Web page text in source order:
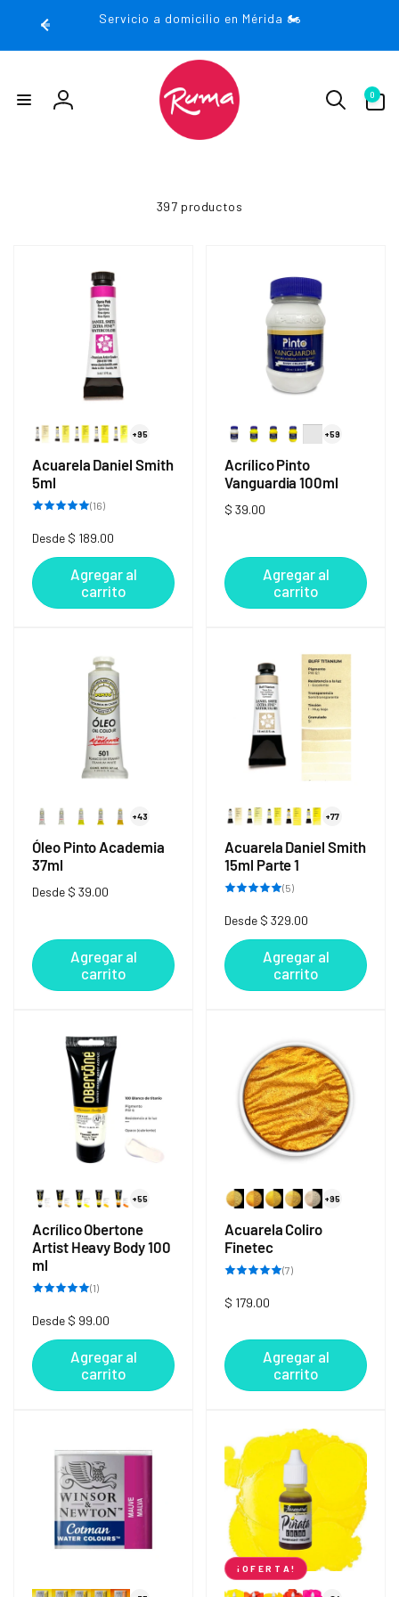
Servicio a domicilio en Mérida 🏍️
Iniciar
0
artículos
397 productos
Acuarela Daniel Smith
5ml
(16)16
Precio
habitual
Desde $ 189.00
+95
Agregar al
carrito
Acrílico Pinto
Vanguardia 100ml
Precio
$ 39.00
+59
Agregar al
carrito
Óleo Pinto Academia
37ml
Precio
Desde $ 39.00
+43
Agregar al
carrito
Acuarela Daniel Smith
15ml Parte 1
(5)5
Precio
habitual
Desde $ 329.00
+77
Agregar al
carrito
Acrílico Obertone
Artist Heavy Body 100
ml
(1)1
Precio
habitual
Desde $ 99.00
+55
Agregar al
carrito
Acuarela Coliro
Finetec
(7)7
Precio
$ 179.00
+95
Agregar al
carrito
¡ O F E R T A !